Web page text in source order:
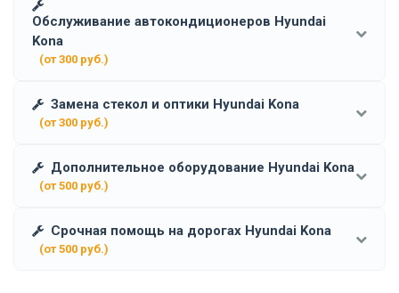
Обслуживание автокондиционеров Hyundai
Kona
(от 300 руб.)
Замена стекол и оптики Hyundai Kona
(от 300 руб.)
Дополнительное оборудование Hyundai Kona
(от 500 руб.)
Срочная помощь на дорогах Hyundai Kona
(от 500 руб.)